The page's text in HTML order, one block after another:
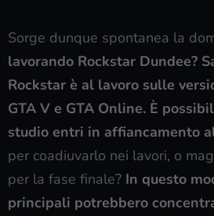
Sorge dunque spontanea la
lavorando Rockstar Dundee?
Rockstar è al lavoro sulle
GTA V e GTA Online. È
studio entri in affiancamento
per coadiuvarlo nei lavori, o
per la fase finale? In questo
principali potrebbero